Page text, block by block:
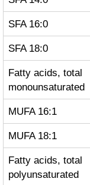
SFA 16:0
SFA 18:0
Fatty acids, total
monounsaturated
MUFA 16:1
MUFA 18:1
Fatty acids, total
polyunsaturated